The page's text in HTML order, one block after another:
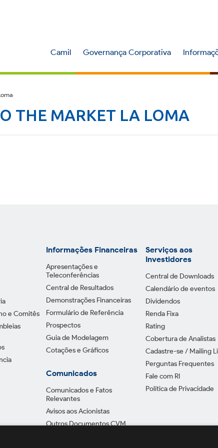
Camil Governança Corporativa
THE MARKET LA LOMA
e Comitês
Informações Financeiras
Apresentações e
Teleconferências
Central de Resultados
Demonstrações Financeiras
Formulário de Referência
Prospectos
Guia de Modelagem
Cotações e Gráficos
Comunicados
Comunicados e Fatos
Relevantes
Avisos aos Acionistas
Outros Documentos CVM
Serviços aos
Investidores
Central de Downloads
Calendário de eventos
Dividendos
Renda Fixa
Rating
Cobertura de Analistas
Cadastre-se / Mailing
Perguntas Frequentes
Fale com RI
Política de Privacidade